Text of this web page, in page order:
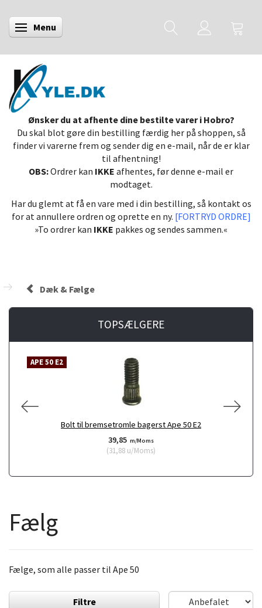
Skifte navigation
Menu
Ønsker du at afhente dine bestilte varer i Hobro?
Du skal blot gøre din bestilling færdig her på shoppen, så
finder vi varerne frem og sender dig en e-mail, når de er klar
til afhentning!
OBS:Ordrer kan IKKE afhentes, før denne e-mail er
modtaget.
Har du glemt at få en vare med i din bestilling, så kontakt os
for at annullere ordren og oprette en ny. [FORTRYD ORDRE]
»To ordrer kan IKKE pakkes og sendes sammen.«
Dæk & Fælge
TOPSÆLGERE
APE 50 E2
Bolt til bremsetromle bagerst Ape 50 E2
39,85 m/Moms
(31,88 u/Moms)
Fælg
Fælge, som alle passer til Ape 50
Filtre